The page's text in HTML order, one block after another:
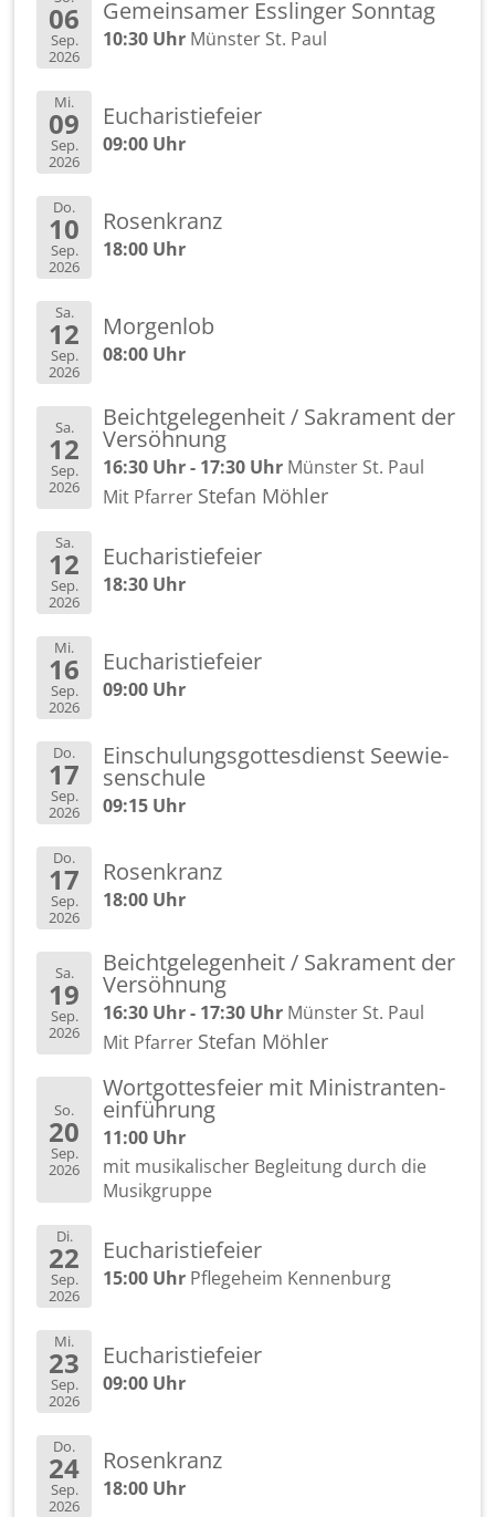
06
Sep.
2026
Ge­mein­sa­mer Ess­lin­ger Sonn­tag
10:30 Uhr Müns­ter St. Paul
Mi.
09
Sep.
2026
Eu­cha­ris­tie­fei­er
09:00 Uhr
Do.
10
Sep.
2026
Ro­sen­kranz
18:00 Uhr
Sa.
12
Sep.
2026
Mor­gen­lob
08:00 Uhr
Sa.
12
Sep.
2026
Beicht­ge­le­gen­heit / Sa­kra­ment der
Ver­söh­nung
16:30 Uhr - 17:30 Uhr Müns­ter St. Paul
Mit Pfar­rer Ste­fan Möh­ler
Sa.
12
Sep.
2026
Eu­cha­ris­tie­fei­er
18:30 Uhr
Mi.
16
Sep.
2026
Eu­cha­ris­tie­fei­er
09:00 Uhr
Do.
17
Sep.
2026
Ein­schu­lungs­got­tes­dienst See­wie­
sen­schu­le
09:15 Uhr
Do.
17
Sep.
2026
Ro­sen­kranz
18:00 Uhr
Sa.
19
Sep.
2026
Beicht­ge­le­gen­heit / Sa­kra­ment der
Ver­söh­nung
16:30 Uhr - 17:30 Uhr Müns­ter St. Paul
Mit Pfar­rer Ste­fan Möh­ler
So.
20
Sep.
2026
Wort­got­tes­fei­er mit Mi­nis­tran­ten­
ein­füh­rung
11:00 Uhr
mit mu­si­ka­li­scher Be­glei­tung durch die
Mu­sik­grup­pe
Di.
22
Sep.
2026
Eu­cha­ris­tie­fei­er
15:00 Uhr Pfle­ge­heim Ken­nen­burg
Mi.
23
Sep.
2026
Eu­cha­ris­tie­fei­er
09:00 Uhr
Do.
24
Sep.
2026
Ro­sen­kranz
18:00 Uhr